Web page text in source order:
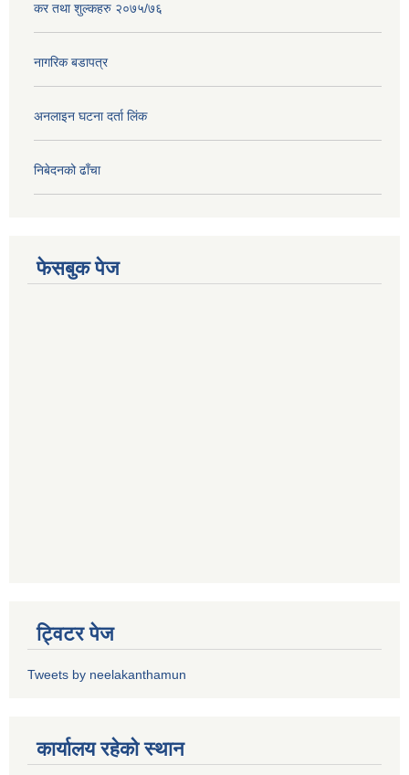
कर तथा शुल्कहरु २०७५/७६
नागरिक बडापत्र
अनलाइन घटना दर्ता लिंक
निबेदनको ढाँचा
फेसबुक पेज
ट्विटर पेज
Tweets by neelakanthamun
कार्यालय रहेको स्थान